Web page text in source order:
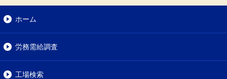
ホーム
労務需給調査
工場検索